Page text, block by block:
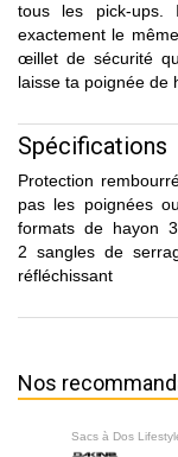
tous les pick-
exactement le
œillet de sécurité
laisse ta poignée de
Spécifications
Protection
pas les poignées
formats de hayon
2 sangles de
réfléchissant
Nos
Sacs à Dos